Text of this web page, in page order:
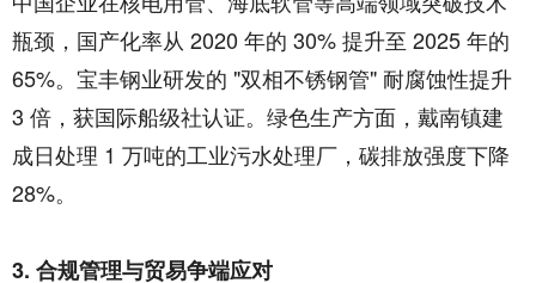
瓶颈，国产化率从 2020 年的 30% 提升至 2025 年的
65%。宝丰钢业研发的 "双相不锈钢管" 耐腐蚀性提升
3 倍，获国际船级社认证。绿色生产方面，戴南镇建
成日处理 1 万吨的工业污水处理厂，碳排放强度下降
28%。
3. 合规管理与贸易争端应对